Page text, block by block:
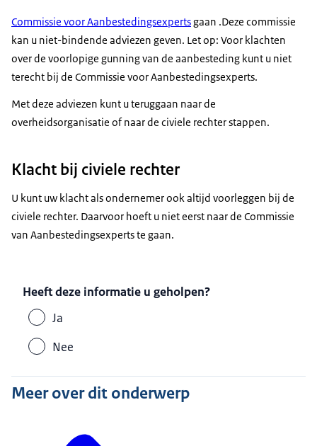
Commissie voor Aanbestedingsexpertsgaan .Deze commissie
kan u niet-bindende adviezen geven. Let op: Voor klachten
over de voorlopige gunning van de aanbesteding kunt u niet
terecht bij de Commissie voor Aanbestedingsexperts.
Met deze adviezen kunt u teruggaan naar de
overheidsorganisatie of naar de civiele rechter stappen.
Klacht bij civiele rechter
U kunt uw klacht als ondernemer ook altijd voorleggen bij de
civiele rechter. Daarvoor hoeft u niet eerst naar de Commissie
van Aanbestedingsexperts te gaan.
Heeft deze informatie u geholpen?
Ja
Nee
Meer over dit onderwerp